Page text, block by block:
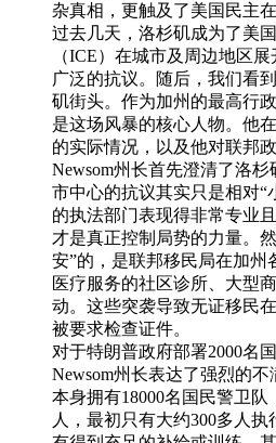
杂真相，更触及了美国民主
过去几天，洛杉矶成为了美
（ICE）在城市及周边地区
广泛的抗议。随后，我们看
矶街头。作为加州的最高行
是这场风暴的核心人物。他
的实际情况，以及他对联邦
Newsom州长首先澄清了洛杉
市中心的抗议其实只是相对“
的执法部门表现得非常专业
才是真正控制局势的力量。
安”的，是联邦移民局在加
医疗服务的社区诊所、大型
动。这些突袭导致无证移民
被要求检查证件。
对于特朗普政府部署2000名
Newsom州长表达了强烈的
本身拥有18000名国民警卫队
人，最初只有大约300多人